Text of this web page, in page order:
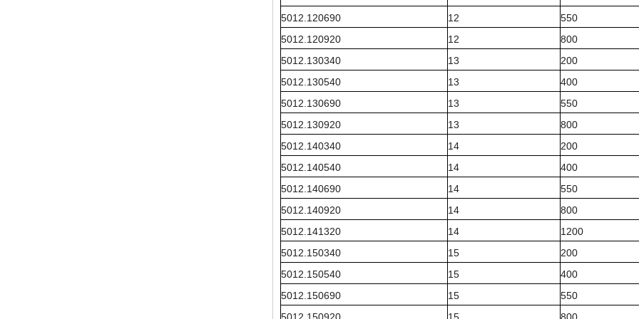
5012.120690
12
550
5012.120920
12
800
5012.130340
13
200
5012.130540
13
400
5012.130690
13
550
5012.130920
13
800
5012.140340
14
200
5012.140540
14
400
5012.140690
14
550
5012.140920
14
800
5012.141320
14
1200
5012.150340
15
200
5012.150540
15
400
5012.150690
15
550